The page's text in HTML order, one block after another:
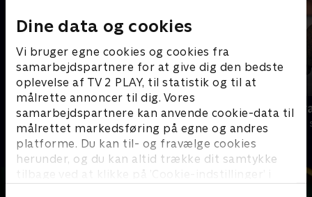
Dine data og cookies
Vi bruger egne cookies og cookies fra
samarbejdspartnere for at give dig den bedste
oplevelse af TV 2 PLAY, til statistik og til at
målrette annoncer til dig. Vores
samarbejdspartnere kan anvende cookie-data til
målrettet markedsføring på egne og andres
platforme. Du kan til- og fravælge cookies
herunder, og du kan altid trække dit samtykke
tilbage ved at klikke på ’Cookie-indstillinger’ i
Ordet er mit
Quiz-shows • 5 sæsoner
Klar med
Quiz-shows •